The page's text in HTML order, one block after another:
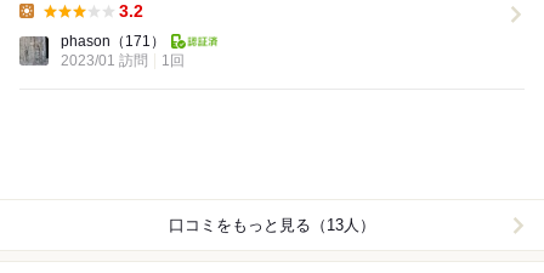
3.2
phason （171）
2023/01 訪問
1回
口コミをもっと見る（13人）